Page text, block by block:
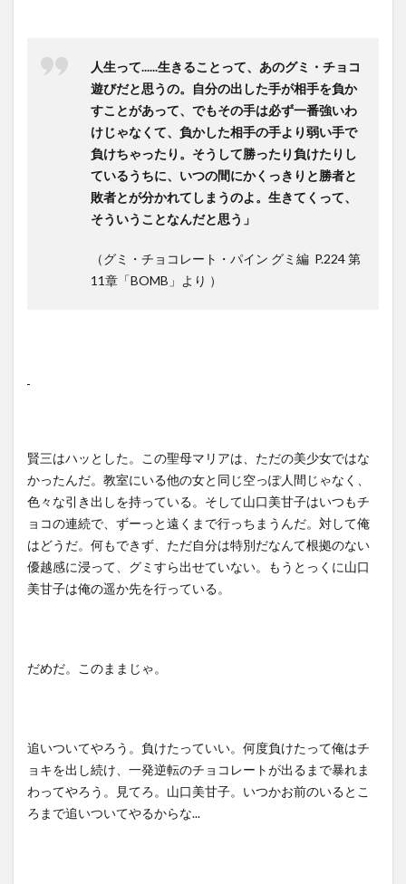
人生って......生きることって、あのグミ・チョコ
遊びだと思うの。自分の出した手が相手を負か
すことがあって、でもその手は必ず一番強いわ
けじゃなくて、負かした相手の手より弱い手で
負けちゃったり。そうして勝ったり負けたりし
ているうちに、いつの間にかくっきりと勝者と
敗者とが分かれてしまうのよ。生きてくって、
そういうことなんだと思う」
（グミ・チョコレート・パイン グミ編 P.224 第
11章「BOMB」より ）
賢三はハッとした。この聖母マリアは、ただの美少女ではな
かったんだ。教室にいる他の女と同じ空っぽ人間じゃなく、
色々な引き出しを持っている。そして山口美甘子はいつもチ
ョコの連続で、ずーっと遠くまで行っちまうんだ。対して俺
はどうだ。何もできず、ただ自分は特別だなんて根拠のない
優越感に浸って、グミすら出せていない。もうとっくに山口
美甘子は俺の遥か先を行っている。
だめだ。このままじゃ。
追いついてやろう。負けたっていい。何度負けたって俺はチ
ョキを出し続け、一発逆転のチョコレートが出るまで暴れま
わってやろう。見てろ。山口美甘子。いつかお前のいるとこ
ろまで追いついてやるからな...